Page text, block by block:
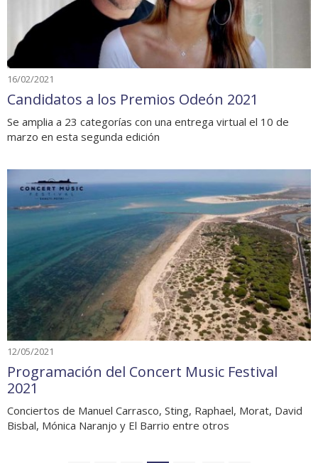
16/02/2021
Candidatos a los Premios Odeón 2021
Se amplia a 23 categorías con una entrega virtual el 10 de
marzo en esta segunda edición
12/05/2021
Programación del Concert Music Festival
2021
Conciertos de Manuel Carrasco, Sting, Raphael, Morat, David
Bisbal, Mónica Naranjo y El Barrio entre otros